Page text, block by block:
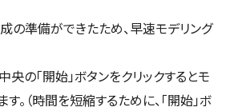
の準備ができたため、早速モデリング
の「開始」ボタンをクリックするとモ
。（時間を短縮するために、「開始」ボ